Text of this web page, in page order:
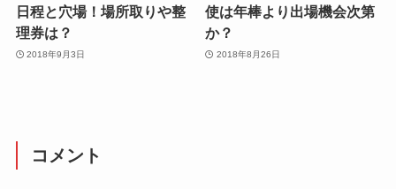
日程と穴場！場所取りや整
理券は？
2018年9月3日
使は年棒より出場機会次第
か？
2018年8月26日
コメント